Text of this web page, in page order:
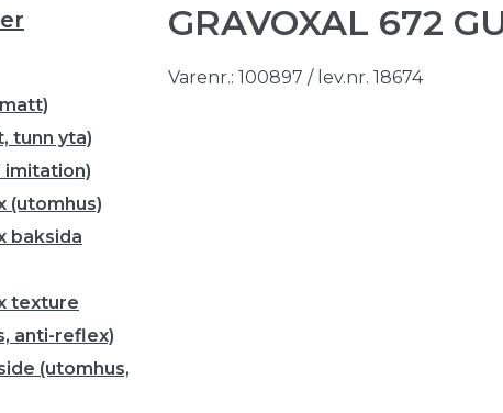
GRAVOXAL 672
Varenr.: 100897 / lev.nr. 18674
tunn yta)
imitation)
(utomhus)
baksida
texture
anti-reflex)
(utomhus,